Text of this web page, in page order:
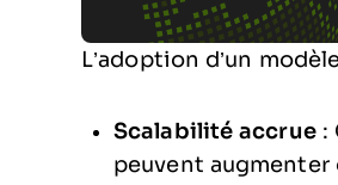
L’adoption d’un
Scalabilité accrue:
peuvent augmenter